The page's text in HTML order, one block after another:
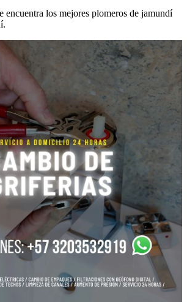
encuentra los mejores plomeros de jamundí